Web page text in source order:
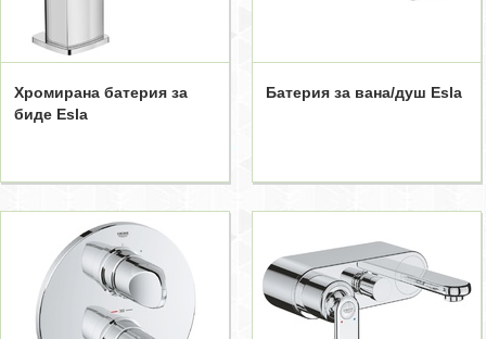
Хромирана батерия за
биде Esla
Батерия за вана/душ Esla